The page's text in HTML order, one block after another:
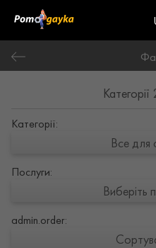
Категорії:
Все для
Послуги:
Виберіть
admin.order: